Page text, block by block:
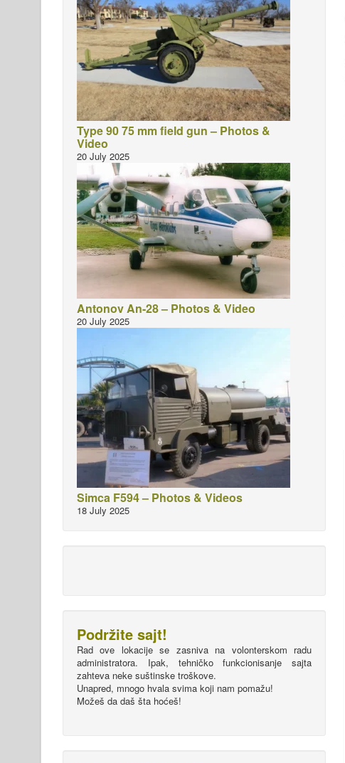
Type 90 75 mm field gun – Photos &
Video
20 July 2025
Antonov An-28 – Photos & Video
20 July 2025
Simca F594 – Photos & Videos
18 July 2025
Podržite sajt!
Rad ove lokacije se zasniva na volonterskom radu
administratora. Ipak, tehničko funkcionisanje sajta
zahteva neke suštinske troškove.
Unapred, mnogo hvala svima koji nam pomažu!
Možeš da daš šta hoćeš!